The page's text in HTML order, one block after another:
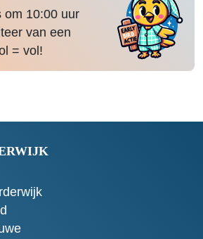
om 10:00 uur
van een
= vol!